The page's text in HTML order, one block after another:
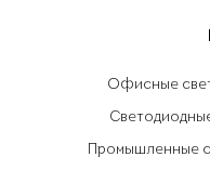
Офисные
Промышленные